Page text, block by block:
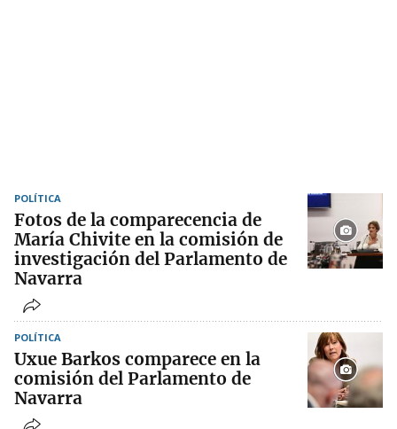
POLÍTICA
Fotos de la comparecencia de
María Chivite en la comisión de
investigación del Parlamento de
Navarra
POLÍTICA
Uxue Barkos comparece en la
comisión del Parlamento de
Navarra